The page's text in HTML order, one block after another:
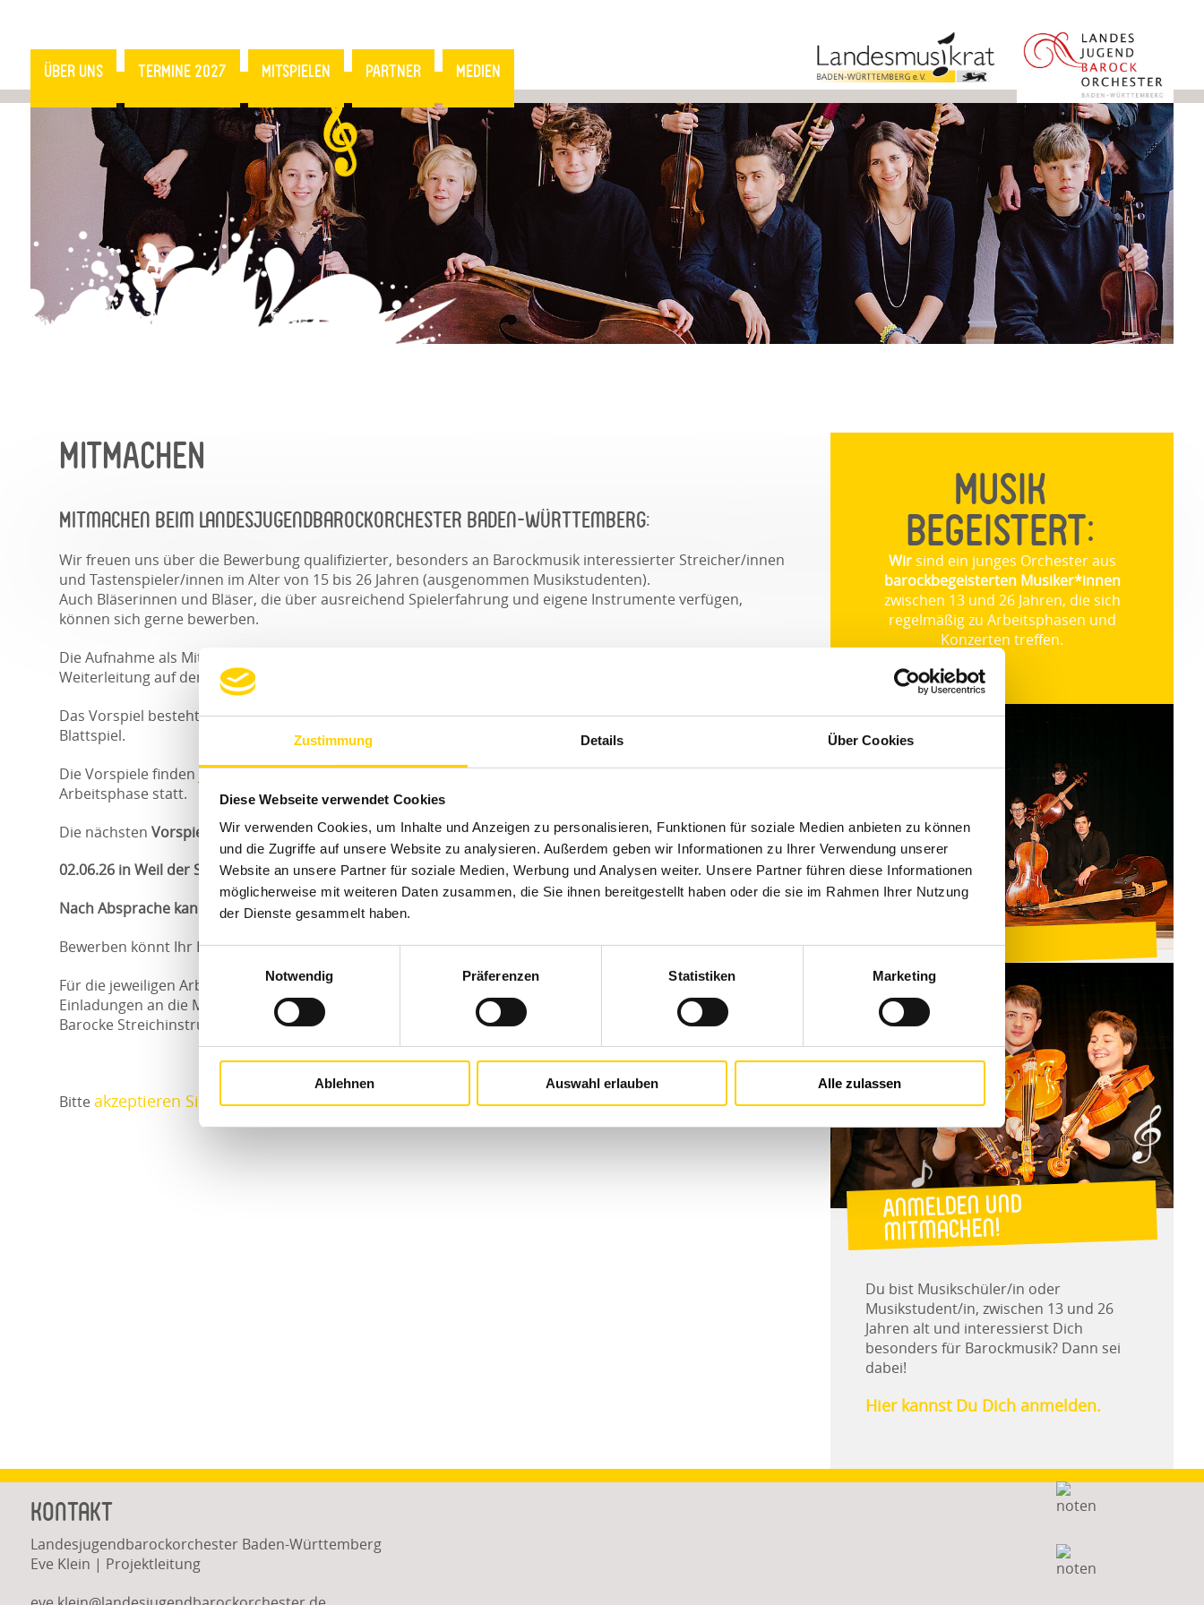
Zustimmung Details Über Cookies
Diese Webseite verwendet Cookies
Wir verwenden Cookies, um Inhalte und Anzeigen zu personalisieren, Funktionen für soziale Medien anbieten zu können
und die Zugriffe auf unsere Website zu analysieren. Außerdem geben wir Informationen zu Ihrer Verwendung unserer
Website an unsere Partner für soziale Medien, Werbung und Analysen weiter. Unsere Partner führen diese Informationen
möglicherweise mit weiteren Daten zusammen, die Sie ihnen bereitgestellt haben oder die sie im Rahmen Ihrer Nutzung
der Dienste gesammelt haben.
Einwilligungsauswahl
Notwendig
Präferenzen Statistiken Marketing
Ablehnen Auswahl erlauben Alle zulassen
ÜBER UNS TERMINE 2027 MITSPIELEN PARTNER MEDIEN
MITMACHEN
Mitmachen beim Landesjugendbarockorchester Baden-Württemberg:
Wir freuen uns über die Bewerbung qualifizierter, besonders an Barockmusik interessierter Streicher/innen
und Tastenspieler/innen im Alter von 15 bis 26 Jahren (ausgenommen Musikstudenten).
Auch Bläserinnen und Bläser, die über ausreichend Spielerfahrung und eigene Instrumente verfügen,
können sich gerne bewerben.
Die Aufnahme als Mitglied in das LJBO BW erfolgt durch ein Vorspiel und eine Probearbeitsphase. Bei
Weiterleitung auf den Landeswettbewerb Jugend musiziert kann das Vorspiel im Einzelfall entfallen.
Das Vorspiel besteht aus zwei Stücken (einem langsamen und einem schnellen Satz), sowie einem kurzen
Blattspiel.
Die Vorspiele finden jeweils in Absprache mit dem künstlerischen Leiter während einer laufenden
Arbeitsphase statt.
Die nächsten Vorspieltermine sind:
02.06.26 in Weil der Stadt
Nach Absprache kann individuell ein Vorspiel vereinbart werden!
Bewerben könnt Ihr Euch unter: eve.klein@landesjugendbarockorchester.de
Für die jeweiligen Arbeits- und Konzertphasen versenden wir, abhängig von der Besetzung, gezielt
Einladungen an die Mitglieder des LJBO BW.
Barocke Streichinstrumente können für die Arbeitsphasen auf Anfrage zur Verfügung gestellt werden.
Bitte akzeptieren Sie die Marketing-Zustimmungum unsere brochure anzuzeigen.
MUSIK
BEGEISTERT:
Wirsind ein junges Orchester aus
barockbegeisterten Musiker*innen
zwischen 13 und 26 Jahren, die sich
regelmäßig zu Arbeitsphasen und
Konzerten treffen.
Konzerte
Anmelden und
mitmachen!
Du bist Musikschüler/in oder
Musikstudent/in, zwischen 13 und 26
Jahren alt und interessierst Dich
besonders für Barockmusik? Dann sei
dabei!
Hier kannst Du Dich anmelden.
Kontakt
Landesjugendbarockorchester Baden-Württemberg
Eve Klein | Projektleitung